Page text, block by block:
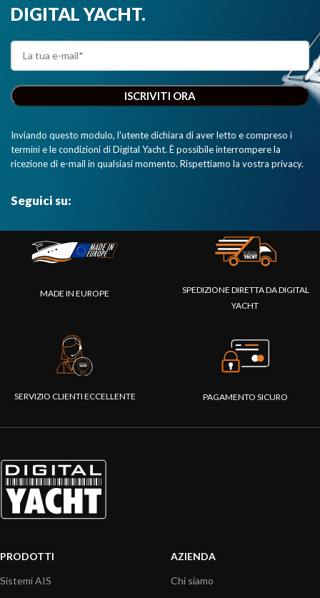
DIGITAL YACHT.
Inviando questo modulo, l'utente dichiara di aver letto e compreso i
termini e le condizioni di Digital Yacht. È possibile interrompere la
ricezione di e-mail in qualsiasi momento. Rispettiamo la vostra privacy.
Seguici su:
MADE IN EUROPE
SPEDIZIONE DIRETTA DA DIGITAL
YACHT
SERVIZIO CLIENTI ECCELLENTE PAGAMENTO SICURO
PRODOTTI
Sistemi AIS
AZIENDA
Chi siamo